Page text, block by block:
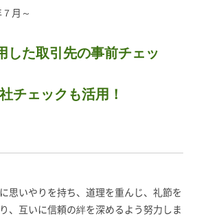
月～
した取引先の事前チェッ
チェックも活用！
思いやりを持ち、道理を重んじ、礼節を
、互いに信頼の絆を深めるよう努力しま